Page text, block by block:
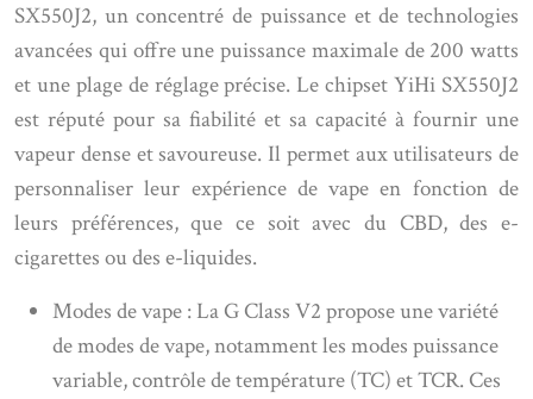
SX550J2, un concentré de puissance et de technologies
avancées qui offre une puissance maximale de 200 watts
et une plage de réglage précise. Le chipset YiHi SX550J2
est réputé pour sa fiabilité et sa capacité à fournir une
vapeur dense et savoureuse. Il permet aux utilisateurs de
personnaliser leur expérience de vape en fonction de
leurs préférences, que ce soit avec du CBD, des e-
cigarettes ou des e-liquides.
Modes de vape : La G Class V2 propose une variété
de modes de vape, notamment les modes puissance
variable, contrôle de température (TC) et TCR. Ces